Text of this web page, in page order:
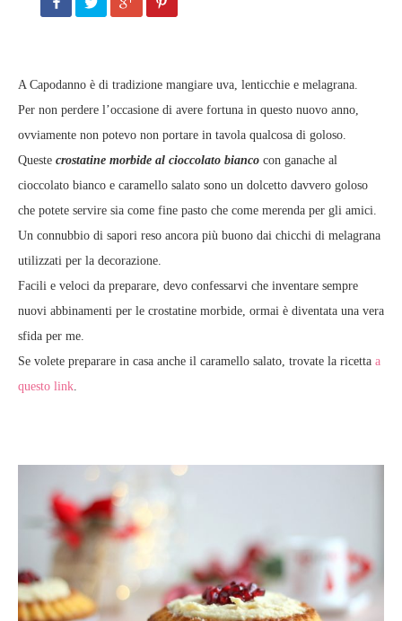
A Capodanno è di tradizione mangiare uva, lenticchie e melagrana.
Per non perdere l’occasione di avere fortuna in questo nuovo anno,
ovviamente non potevo non portare in tavola qualcosa di goloso.
Queste crostatine morbide al cioccolato bianco con ganache al
cioccolato bianco e caramello salato sono un dolcetto davvero goloso
che potete servire sia come fine pasto che come merenda per gli amici.
Un connubbio di sapori reso ancora più buono dai chicchi di melagrana
utilizzati per la decorazione.
Facili e veloci da preparare, devo confessarvi che inventare sempre
nuovi abbinamenti per le crostatine morbide, ormai è diventata una vera
sfida per me.
Se volete preparare in casa anche il caramello salato, trovate la ricetta a
questo link.